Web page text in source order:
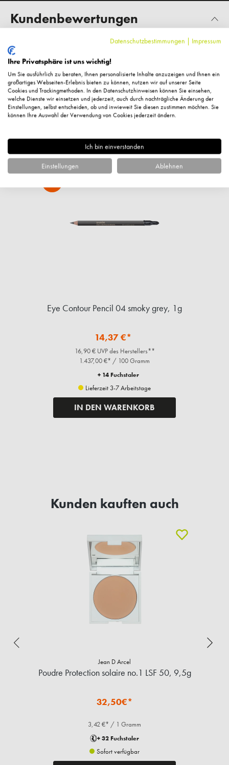
Kundenbewertungen
Fragen zum Artikel?
Ähnliche Artikel
Eye Contour Pencil 04 smoky grey, 1g
14,37 €*
16,90 € UVP des Herstellers**
1.437,00 €* / 100 Gramm
+ 14 Fuchstaler
Lieferzeit 3-7 Arbeitstage
IN DEN WARENKORB
Kunden kauften auch
Jean D Arcel
Poudre Protection solaire no.1 LSF 50, 9,5g
32,50€*
3,42 €* / 1 Gramm
+ 32 Fuchstaler
Sofort verfügbar
Datenschutzbestimmungen | Impressum
Ihre Privatsphäre ist uns wichtig!
Um Sie ausführlich zu beraten, Ihnen personalisierte Inhalte anzuzeigen und Ihnen ein
großartiges Webseiten-Erlebnis bieten zu können, nutzen wir auf unserer Seite
Cookies und Trackingmethoden. In den Datenschutzhinweisen können Sie einsehen,
welche Dienste wir einsetzen und jederzeit, auch durch nachträgliche Änderung der
Einstellungen, selbst entscheiden, ob und inwieweit Sie diesen zustimmen möchten. Sie
können Ihre Auswahl der Verwendung von Cookies jederzeit ändern.
Ich bin einverstanden
Einstellungen Ablehnen